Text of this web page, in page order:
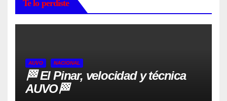
Te lo perdiste
AUVO NACIONAL
🏁 El Pinar, velocidad y técnica
AUVO🏁